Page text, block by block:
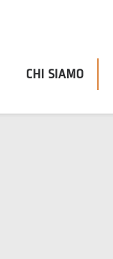
CHI SIAMO